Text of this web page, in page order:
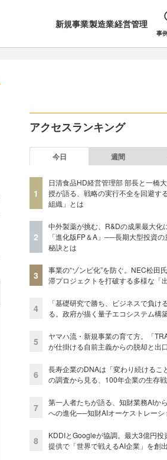
新規事業製造業経営管理
事
アクセスランキング
今日 週間
1
日清食品HD経営管理部 部長と一橋
授が語る、戦略の実行不全を回避す
組織」とは
2
中外製薬が挑む、R&Dの成果最大化
「進化版FP＆A」──長期大型投資
秘訣とは
3
事業の“ゾンビ化”を防ぐ。NEC松田
滞プロジェクトを打破する多様な「
4
「基礎研究で勝ち、ビジネスで負け
る。政府が描く量子エコシステム構
5
ヤマハ流・新規事業の育て方。「
が仕掛ける自前主義からの脱却と出
6
長寿企業のDNAは「変わり続ける
の調査から見る、100年企業の生存
7
第一人者たちが語る、知財業務AIか
への進化──知財AIオーケストレーシ
8
KDDIとGoogleが協調。最大3億円投
提供で「世界で戦えるAI企業」を創